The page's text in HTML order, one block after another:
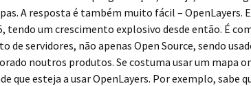
A resposta é também muito fácil – OpenLayers.
tendo um crescimento explosivo desde então. É
de servidores, não apenas Open Source, sendo
noutros produtos. Se costuma usar um mapa
que esteja a usar OpenLayers. Por exemplo, sabe